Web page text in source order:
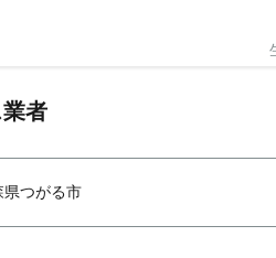
者
県つがる市